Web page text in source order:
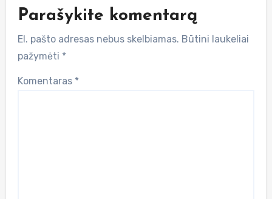
Parašykite komentarą
El. pašto adresas nebus skelbiamas. Būtini laukeliai
pažymėti *
Komentaras *